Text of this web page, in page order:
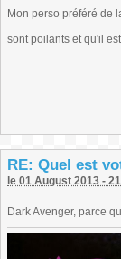
Mon perso préféré de
sont poilants et qu'il
RE: Quel est
le 01 August 2013 -
Dark Avenger, parce